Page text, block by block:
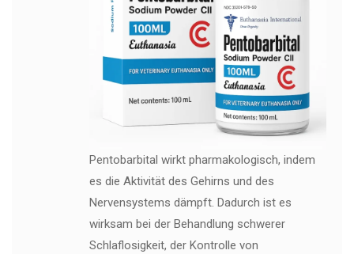
Pentobarbital wirkt pharmakologisch, indem
es die Aktivität des Gehirns und des
Nervensystems dämpft. Dadurch ist es
wirksam bei der Behandlung schwerer
Schlaflosigkeit, der Kontrolle von